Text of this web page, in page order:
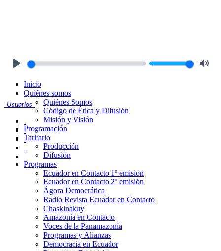
Usuarios
Inicio
Quiénes somos
Quiénes Somos
Código de Ética y Difusión
Misión y Visión
Programación
Tarifario
Producción
Difusión
Programas
Ecuador en Contacto 1º emisión
Ecuador en Contacto 2º emisión
Ágora Democrática
Radio Revista Ecuador en Contacto
Chaskinakuy
Amazonía en Contacto
Voces de la Panamazonía
Programas y Alianzas
Democracia en Ecuador